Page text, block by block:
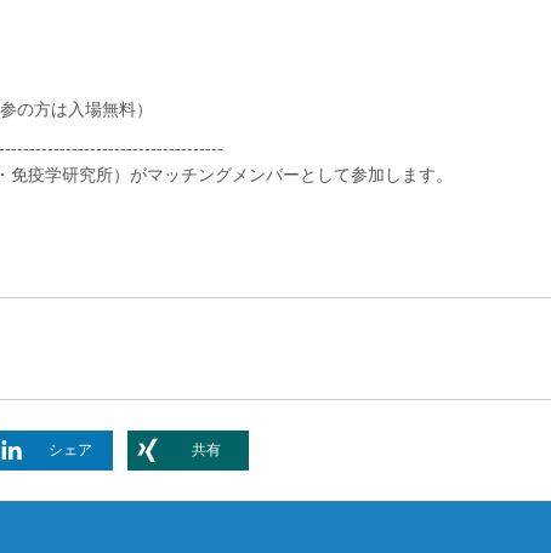
の方は入場無料）
疫学研究所）がマッチングメンバーとして参加します。
シェア 共有